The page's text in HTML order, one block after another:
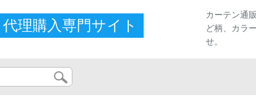
代理購入専門サイト
カーテン通
ど柄、カラ
せ。